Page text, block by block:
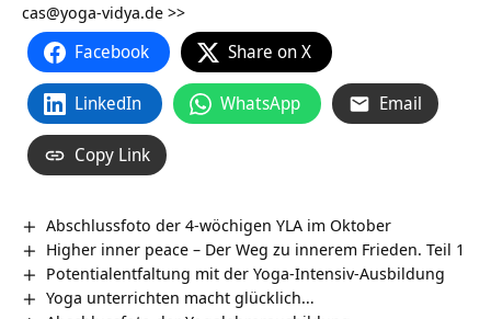
cas@yoga-vidya.de >>
Facebook Share on X
LinkedIn WhatsApp Email
Copy Link
Abschlussfoto der 4-wöchigen YLA im Oktober
Higher inner peace – Der Weg zu innerem Frieden. Teil 1
Potentialentfaltung mit der Yoga-Intensiv-Ausbildung
Yoga unterrichten macht glücklich…